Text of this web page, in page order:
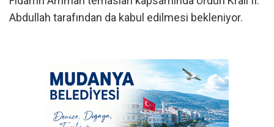
Abdullah tarafından da kabul edilmesi bekleniyor.